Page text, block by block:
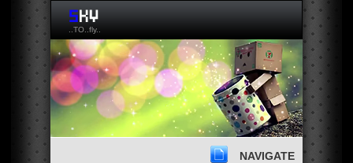
..TO..fly..
NAVIGATE